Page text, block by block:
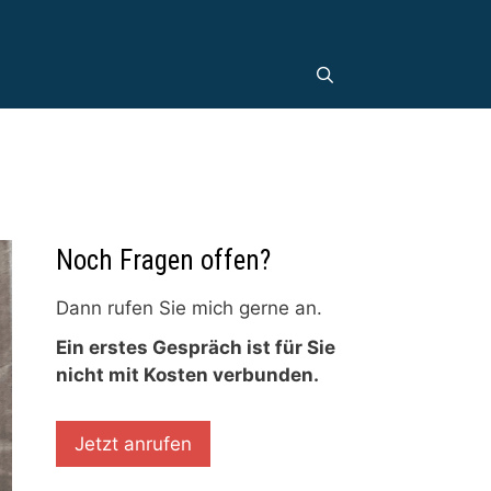
Noch Fragen offen?
Dann rufen Sie mich gerne an.
Ein erstes Gespräch ist für Sie
nicht mit Kosten verbunden.
Jetzt anrufen